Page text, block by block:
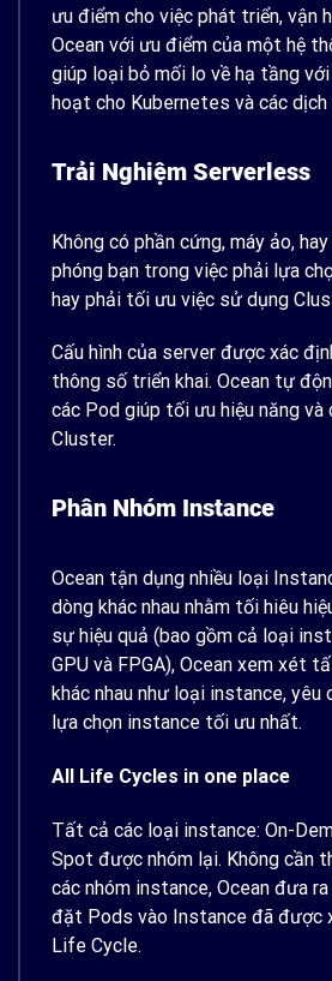
ưu điểm cho việc phát triển, vận
Ocean với ưu điểm của một hệ
giúp loại bỏ mối lo về hạ tầng
hoạt cho Kubernetes và các dịch
Trải Nghiệm Serverless
Không có phần cứng, máy ảo,
phóng bạn trong việc phải lựa
hay phải tối ưu việc sử dụng
Cấu hình của server được xác
thông số triển khai. Ocean tự
các Pod giúp tối ưu hiệu năng và
Cluster.
Phân Nhóm Instance
Ocean tận dụng nhiều loại
dòng khác nhau nhằm tối hiêu
sự hiệu quả (bao gồm cả loại
GPU và FPGA), Ocean xem xét
khác nhau như loại instance, yêu
lựa chọn instance tối ưu nhất.
All Life Cycles in one place
Tất cả các loại instance: On-
Spot được nhóm lại. Không cần
các nhóm instance, Ocean đưa
đặt Pods vào Instance đã được
Life Cycle.